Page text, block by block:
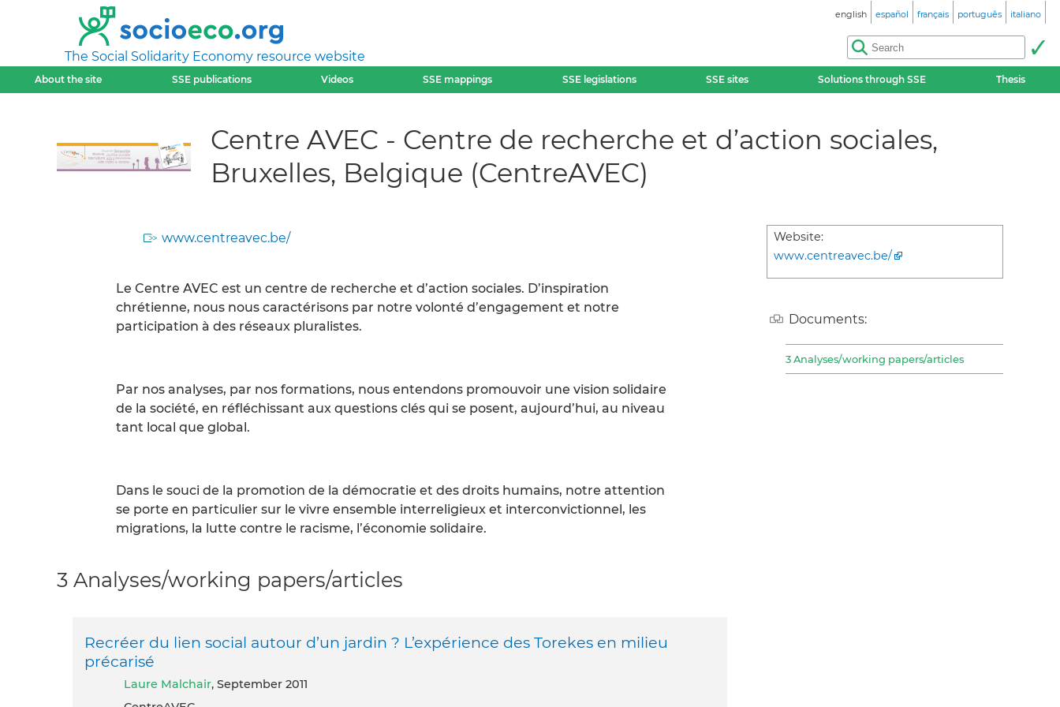
The Social Solidarity Economy resource website
english español français português italiano
About the site SSE publications Videos SSE mappings SSE legislations SSE sites Solutions through SSE Thesis
Centre AVEC - Centre de recherche et d’action sociales,
Bruxelles, Belgique (CentreAVEC)
www.centreavec.be/
Le Centre AVEC est un centre de recherche et d’action sociales. D’inspiration
chrétienne, nous nous caractérisons par notre volonté d’engagement et notre
participation à des réseaux pluralistes.
Par nos analyses, par nos formations, nous entendons promouvoir une vision solidaire
de la société, en réfléchissant aux questions clés qui se posent, aujourd’hui, au niveau
tant local que global.
Dans le souci de la promotion de la démocratie et des droits humains, notre attention
se porte en particulier sur le vivre ensemble interreligieux et interconvictionnel, les
migrations, la lutte contre le racisme, l’économie solidaire.
Website:
www.centreavec.be/
Documents:
3 Analyses/working papers/articles
3 Analyses/working papers/articles
Recréer du lien social autour d’un jardin ? L’expérience des Torekes en milieu
précarisé
Laure Malchair, September 2011